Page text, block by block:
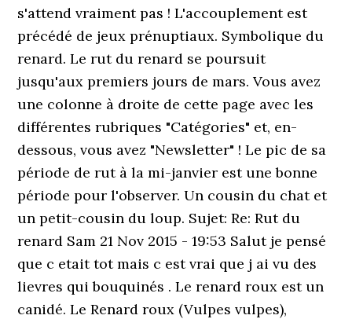
s'attend vraiment pas ! L'accouplement est
précédé de jeux prénuptiaux. Symbolique du
renard. Le rut du renard se poursuit
jusqu'aux premiers jours de mars. Vous avez
une colonne à droite de cette page avec les
différentes rubriques "Catégories" et, en-
dessous, vous avez "Newsletter" ! Le pic de sa
période de rut à la mi-janvier est une bonne
période pour l'observer. Un cousin du chat et
un petit-cousin du loup. Sujet: Re: Rut du
renard Sam 21 Nov 2015 - 19:53 Salut je pensé
que c etait tot mais c est vrai que j ai vu des
lievres qui bouquinés . Le renard roux est un
canidé. Le Renard roux (Vulpes vulpes),